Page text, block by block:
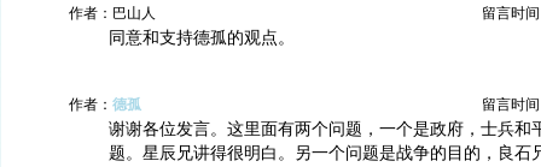
作者：巴山人 留言时间
同意和支持德孤的观点。
作者： 德孤 留言时间
谢谢各位发言。这里面有两个问题，一个是政府，士兵和
题。星辰兄讲得很明白。另一个问题是战争的目的，良石